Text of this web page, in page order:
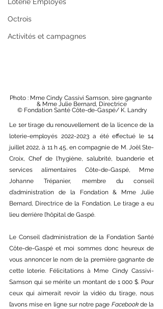
Octrois
Activités et campagnes
Photo : Mme Cindy Cassivi Samson, 1ère gagnante
& Mme Julie Bernard, Directrice
© Fondation Santé Côte-de-Gaspé/ K. Landry
Le 1er tirage du renouvellement de la licence de la
loterie-employés 2022-2023 a été effectué le 14
juillet 2022, à 11 h 45, en compagnie de M. Joël Ste-
Croix, Chef de l'hygiène, salubrité, buanderie et
services alimentaires Côte-de-Gaspé, Mme
Johanne Trépanier, membre du conseil
d’administration de la Fondation & Mme Julie
Bernard, Directrice de la Fondation. Le tirage a eu
lieu derrière l’hôpital de Gaspé.
Le Conseil d’administration de la Fondation Santé
Côte-de-Gaspé et moi sommes donc heureux de
vous annoncer le nom de la première gagnante de
cette loterie. Félicitations à Mme Cindy Cassivi-
Samson qui se mérite un montant de 1 000 $. Pour
ceux qui aimerait revoir la vidéo du tirage, nous
l’avons mise en ligne sur notre page Facebook de la